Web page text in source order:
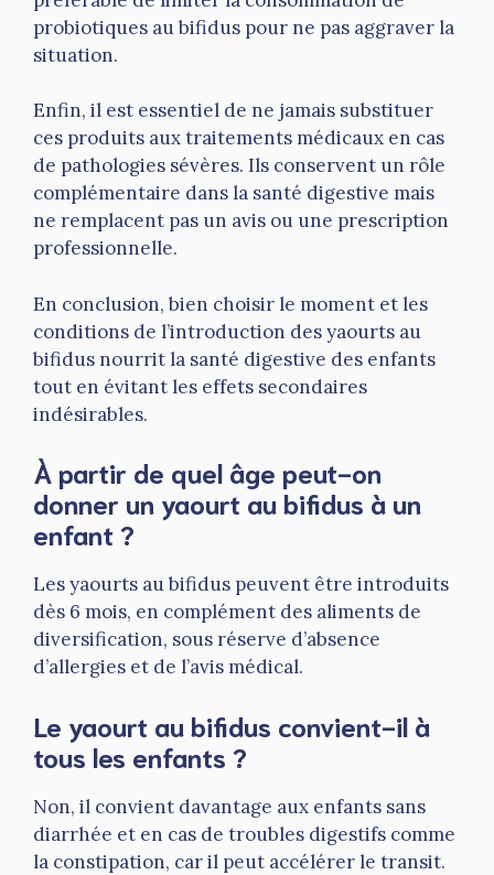
probiotiques au bifidus pour ne pas aggraver la
situation.
Enfin, il est essentiel de ne jamais substituer
ces produits aux traitements médicaux en cas
de pathologies sévères. Ils conservent un rôle
complémentaire dans la santé digestive mais
ne remplacent pas un avis ou une prescription
professionnelle.
En conclusion, bien choisir le moment et les
conditions de l’introduction des yaourts au
bifidus nourrit la santé digestive des enfants
tout en évitant les effets secondaires
indésirables.
À partir de quel âge peut-on
donner un yaourt au bifidus à un
enfant ?
Les yaourts au bifidus peuvent être introduits
dès 6 mois, en complément des aliments de
diversification, sous réserve d’absence
d’allergies et de l’avis médical.
Le yaourt au bifidus convient-il à
tous les enfants ?
Non, il convient davantage aux enfants sans
diarrhée et en cas de troubles digestifs comme
la constipation, car il peut accélérer le transit.